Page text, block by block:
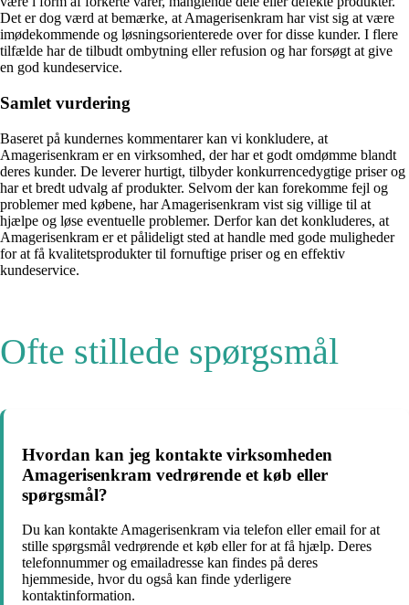
Det er dog værd at bemærke, at Amagerisenkram har vist sig at være
imødekommende og løsningsorienterede over for disse kunder. I flere
tilfælde har de tilbudt ombytning eller refusion og har forsøgt at give
en god kundeservice.
Samlet vurdering
Baseret på kundernes kommentarer kan vi konkludere, at
Amagerisenkram er en virksomhed, der har et godt omdømme blandt
deres kunder. De leverer hurtigt, tilbyder konkurrencedygtige priser og
har et bredt udvalg af produkter. Selvom der kan forekomme fejl og
problemer med købene, har Amagerisenkram vist sig villige til at
hjælpe og løse eventuelle problemer. Derfor kan det konkluderes, at
Amagerisenkram er et pålideligt sted at handle med gode muligheder
for at få kvalitetsprodukter til fornuftige priser og en effektiv
kundeservice.
Ofte stillede spørgsmål
Hvordan kan jeg kontakte virksomheden
Amagerisenkram vedrørende et køb eller
spørgsmål?
Du kan kontakte Amagerisenkram via telefon eller email for at
stille spørgsmål vedrørende et køb eller for at få hjælp. Deres
telefonnummer og emailadresse kan findes på deres
hjemmeside, hvor du også kan finde yderligere
kontaktinformation.